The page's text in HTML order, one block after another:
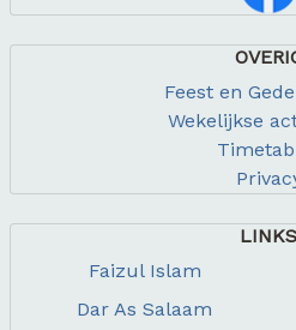
Feest en
Wekelijkse
LINKS
Faizul Islam
Dar As Salaam